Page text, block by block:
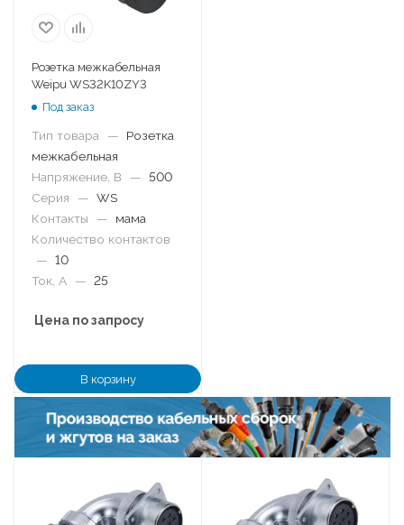
Розетка межкабельная
Weipu WS32K10ZY3
Под заказ
Тип товара —
Розетка
межкабельная
Напряжение, В
— 500
Серия
— WS
Контакты
—
мама
Количество контактов
— 10
Ток, А
— 25
Цена по запросу
В корзину